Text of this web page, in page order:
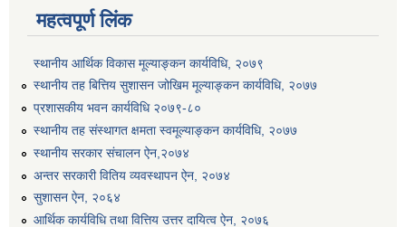
महत्वपूर्ण लिंक
स्थानीय आर्थिक विकास मूल्याङ्कन कार्यविधि, २०७९
स्थानीय तह बित्तिय सुशासन जोखिम मूल्याङ्कन कार्यविधि, २०७७
प्रशासकीय भवन कार्यविधि २०७९-८०
स्थानीय तह संस्थागत क्षमता स्वमूल्याङ्कन कार्यविधि, २०७७
स्थानीय सरकार संचालन ऐन,२०७४
अन्तर सरकारी वितिय व्यवस्थापन ऐन, २०७४
सुशासन ऐन, २०६४
आर्थिक कार्यविधि तथा वित्तिय उत्तर दायित्व ऐन, २०७६